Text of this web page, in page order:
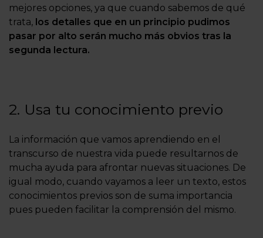
mejores opciones, ya que cuando sabemos de qué
trata, los detalles que en un principio pudimos
pasar por alto serán mucho más obvios tras la
segunda lectura.
2. Usa tu conocimiento previo
La información que vamos aprendiendo en el
transcurso de nuestra vida puede resultarnos de
mucha ayuda para afrontar nuevas situaciones. De
igual modo, cuando vayamos a leer un texto, estos
conocimientos previos son de suma importancia
pues pueden facilitar la comprensión del mismo.